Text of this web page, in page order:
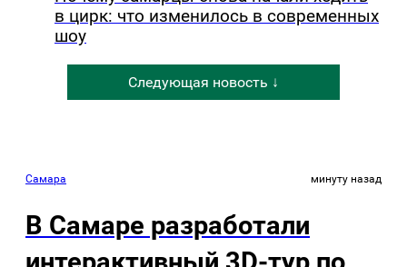
в цирк: что изменилось в современных
шоу
Следующая новость ↓
Самара минуту назад
В Самаре разработали